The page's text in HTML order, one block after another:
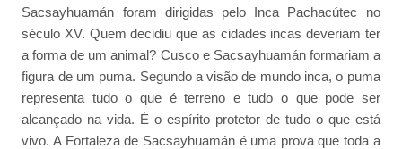
Sacsayhuamán foram dirigidas pelo Inca Pachacútec no
século XV. Quem decidiu que as cidades incas deveriam ter
a forma de um animal? Cusco e Sacsayhuamán formariam a
figura de um puma. Segundo a visão de mundo inca, o puma
representa tudo o que é terreno e tudo o que pode ser
alcançado na vida. É o espírito protetor de tudo o que está
vivo. A Fortaleza de Sacsayhuamán é uma prova que toda a